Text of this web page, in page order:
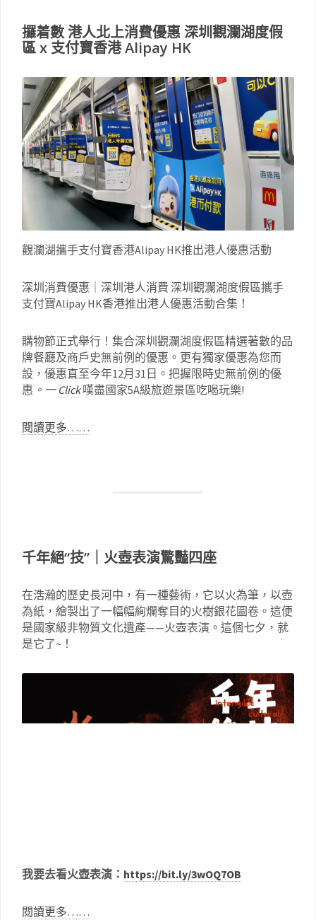
攞着數 港人北上消費優惠 深圳觀瀾湖度假
區 x 支付寶香港 Alipay HK
觀瀾湖攜手支付寶香港Alipay HK推出港人優惠活動
深圳消費優惠｜深圳港人消費 深圳觀瀾湖度假區攜手
支付寶Alipay HK香港推出港人優惠活動合集！
購物節正式舉行！集合深圳觀瀾湖度假區精選著數的品
牌餐廳及商戶史無前例的優惠。更有獨家優惠為您而
設，優惠直至今年12月31日。把握限時史無前例的優
惠 。一 Click嘆盡國家5A級旅遊景區吃喝玩樂!
閱讀更多……
千年絕“技”｜火壺表演驚豔四座
在浩瀚的歷史長河中，有一種藝術，它以火為筆，以壺
為紙，繪製出了一幅幅絢爛奪目的火樹銀花圖卷。這便
是國家級非物質文化遺產——火壺表演。這個七夕，就
是它了~！
我要去看火壺表演： https://bit.ly/3wOQ7OB
閱讀更多……